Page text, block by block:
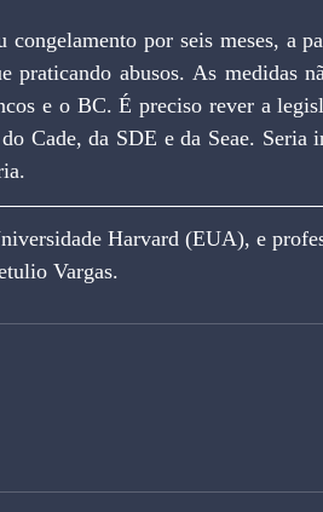
praticando abusos. As medidas
e o BC. É preciso rever a
Cade, da SDE e da Seae. Seria
Harvard (EUA), e
Vargas.